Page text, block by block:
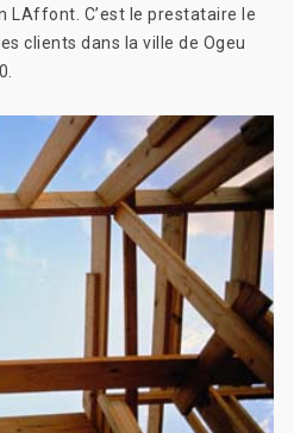
LAffont. C’est le prestataire le
clients dans la ville de Ogeu